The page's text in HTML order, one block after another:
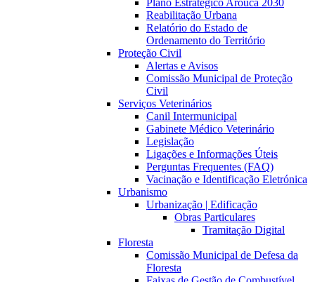
Reabilitação Urbana
Relatório do Estado de
Ordenamento do Território
Proteção Civil
Alertas e Avisos
Comissão Municipal de Proteção
Civil
Serviços Veterinários
Canil Intermunicipal
Gabinete Médico Veterinário
Legislação
Ligações e Informações Úteis
Perguntas Frequentes (FAQ)
Vacinação e Identificação Eletrónica
Urbanismo
Urbanização | Edificação
Obras Particulares
Tramitação Digital
Floresta
Comissão Municipal de Defesa da
Floresta